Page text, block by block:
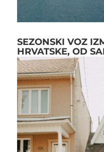
SEZONSKI VOZ
HRVATSKE, OD